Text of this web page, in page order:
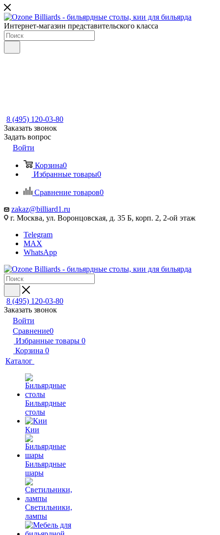
Интернет-магазин представительского класса
8 (495) 120-03-80
Заказать звонок
Задать вопрос
Войти
Корзина0
Избранные товары0
Сравнение товаров0
zakaz@billiard1.ru
г. Москва, ул. Воронцовская, д. 35 Б, корп. 2, 2-ой этаж
Telegram
MAX
WhatsApp
8 (495) 120-03-80
Заказать звонок
Войти
Сравнение0
Избранные товары 0
Корзина 0
Каталог
Бильярдные
столы
Кии
Бильярдные
шары
Светильники,
лампы